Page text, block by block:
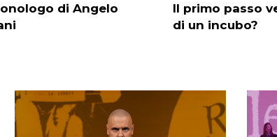
di Angelo
Il primo passo
di un incubo?